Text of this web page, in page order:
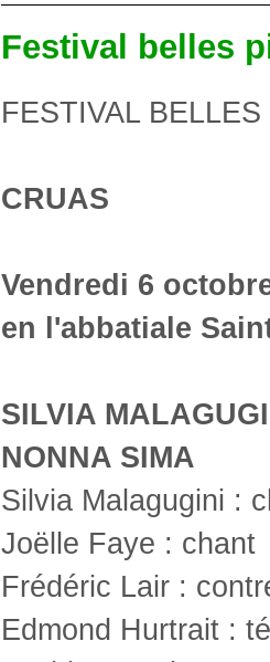
Festival belles
FESTIVAL
CRUAS
Vendredi 6
en l'abbatiale
SILVIA
NONNA SIMA
Silvia Malagugini :
Joëlle Faye : chant
Frédéric Lair :
Edmond Hurtrait :